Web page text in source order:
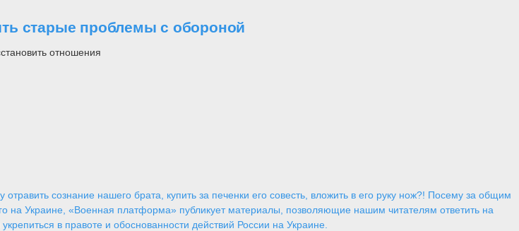
старые проблемы с обороной
отношения
сознание нашего брата, купить за печенки его совесть, вложить в его руку нож?! Посему за общим
Украине, «Военная платформа» публикует материалы, позволяющие нашим читателям ответить на
в правоте и обоснованности действий России на Украине.